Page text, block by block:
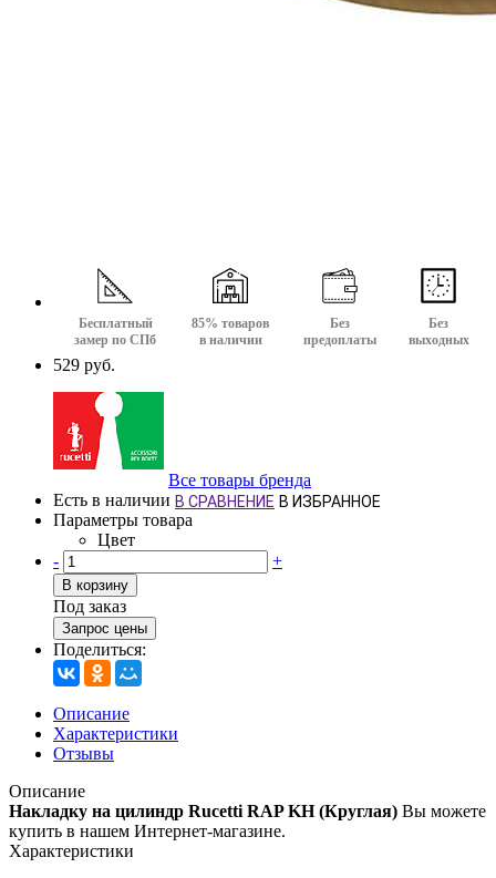
Бесплатный
замер по СПб
85% товаров
в наличии
Без
предоплаты
Без
выходных
529 руб.
Все товары бренда
Есть в наличии В СРАВНЕНИЕ В ИЗБРАННОЕ
Параметры товара
Цвет
-
+
В корзину
Под заказ
Запрос цены
Поделиться:
Описание
Характеристики
Отзывы
Описание
Накладку на цилиндр Rucetti RAP KH (Круглая) Вы можете
купить в нашем Интернет-магазине.
Характеристики